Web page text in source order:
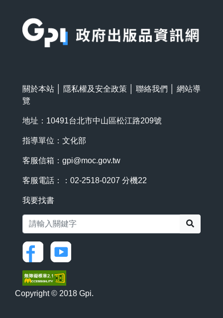
關於本站 隱私權及安全政策 聯絡我們
網站導
覽
地址：10491台北市中山區松江路209號
指導單位：文化部
客服信箱： gpi@moc.gov.tw
客服電話：：02-2518-0207 分機22
我要找書
Copyright © 2018 Gpi.